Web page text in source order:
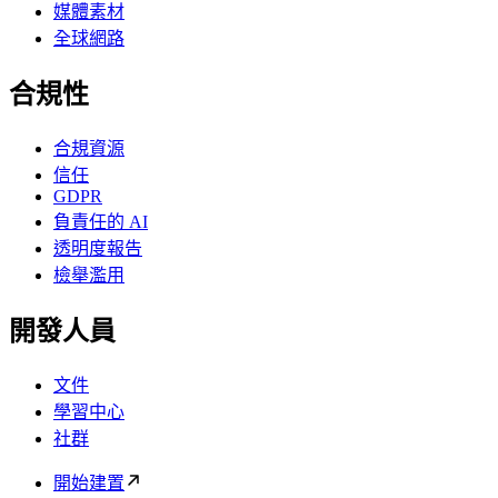
媒體素材
全球網路
合規性
合規資源
信任
GDPR
負責任的 AI
透明度報告
檢舉濫用
開發人員
文件
學習中心
社群
開始建置